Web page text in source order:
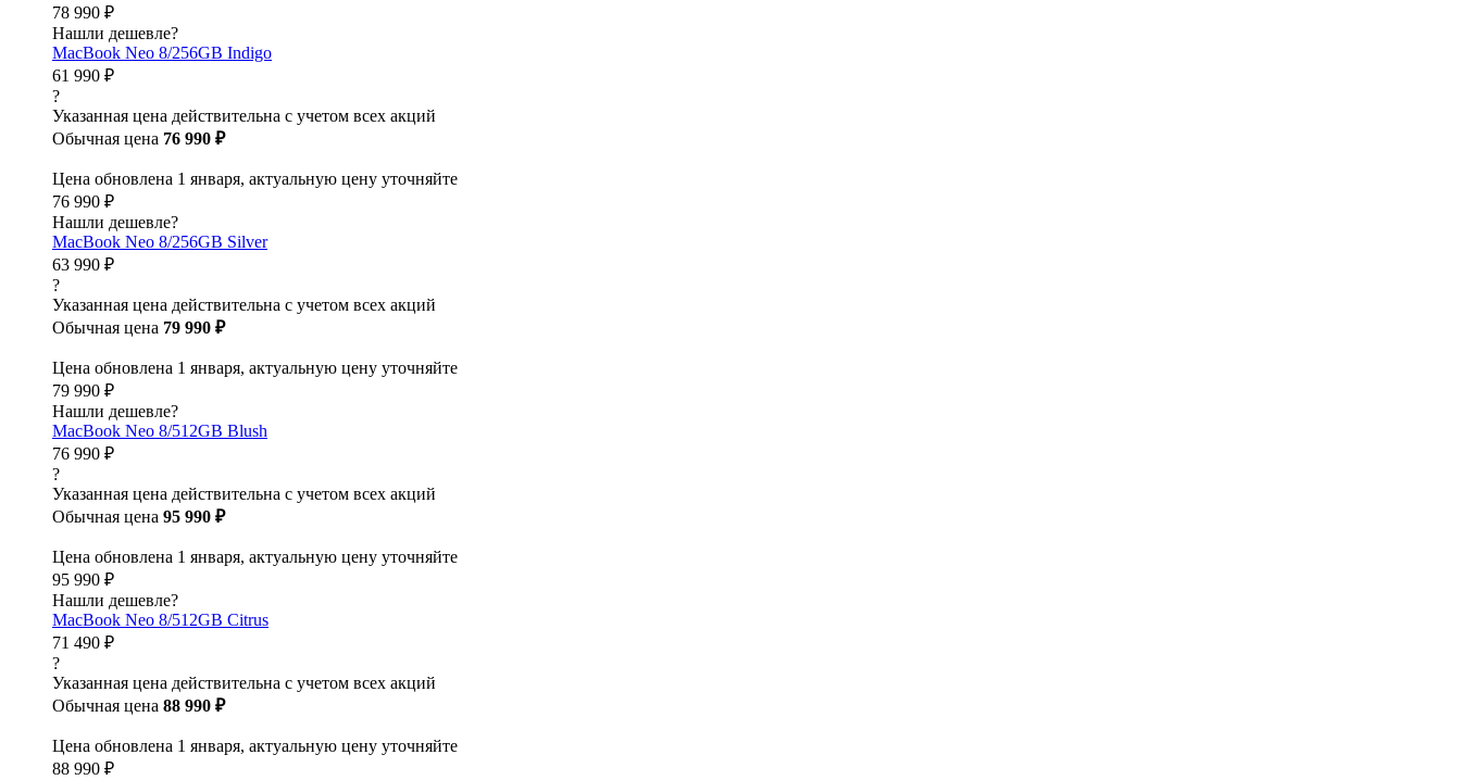
78 990 ₽
Нашли дешевле?
MacBook Neo 8/256GB Indigo
61 990 ₽
?
Указанная цена действительна с учетом всех акций
Обычная цена 76 990 ₽
Цена обновлена 1 января, актуальную цену уточняйте
76 990 ₽
Нашли дешевле?
MacBook Neo 8/256GB Silver
63 990 ₽
?
Указанная цена действительна с учетом всех акций
Обычная цена 79 990 ₽
Цена обновлена 1 января, актуальную цену уточняйте
79 990 ₽
Нашли дешевле?
MacBook Neo 8/512GB Blush
76 990 ₽
?
Указанная цена действительна с учетом всех акций
Обычная цена 95 990 ₽
Цена обновлена 1 января, актуальную цену уточняйте
95 990 ₽
Нашли дешевле?
MacBook Neo 8/512GB Citrus
71 490 ₽
?
Указанная цена действительна с учетом всех акций
Обычная цена 88 990 ₽
Цена обновлена 1 января, актуальную цену уточняйте
88 990 ₽